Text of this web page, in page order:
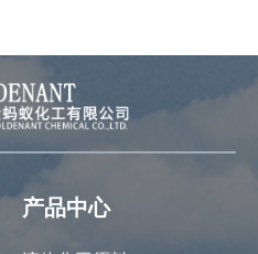
产品中心